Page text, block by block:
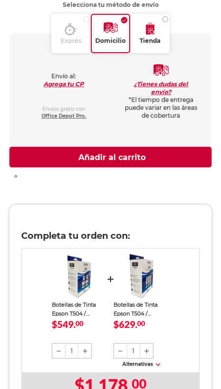
Selecciona tu método de envío
Exprés Domicilio Tienda
Envío al:
Agrega tu CP
Envíos gratis con
Office Depot Pro.
¿Tienes dudas del
envío?
*El tiempo de entrega
puede variar en las áreas
de cobertura
Añadir al carrito
Completa tu orden con:
Botellas de Tinta
Epson T504 /
T504120-2P / Negro /
$549.00
1
Botellas de Tinta
Epson T504 /
T504520-3P /
EcoTank / 3 piezas
$629.00
1
Alternativas
00